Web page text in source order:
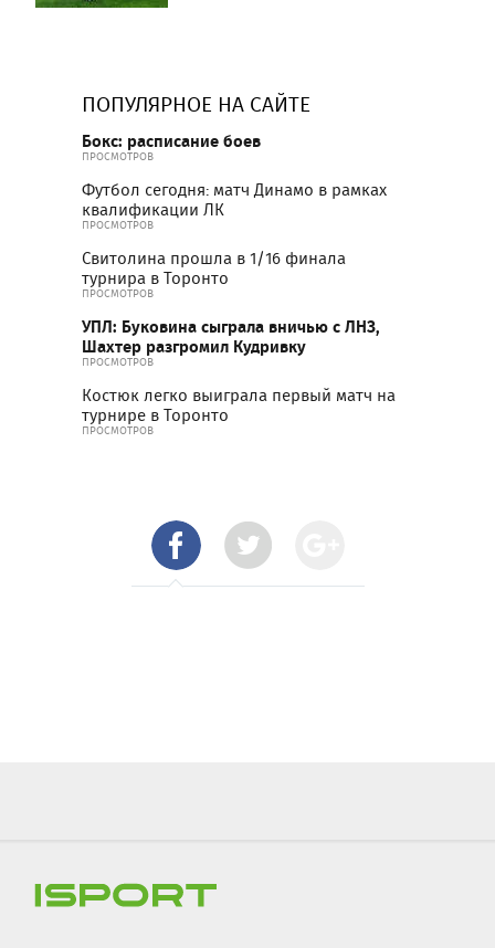
ПОПУЛЯРНОЕ НА САЙТЕ
Бокс: расписание боев
ПРОСМОТРОВ
Футбол сегодня: матч Динамо в рамках
квалификации ЛК
ПРОСМОТРОВ
Свитолина прошла в 1/16 финала
турнира в Торонто
ПРОСМОТРОВ
УПЛ: Буковина сыграла вничью с ЛНЗ,
Шахтер разгромил Кудривку
ПРОСМОТРОВ
Костюк легко выиграла первый матч на
турнире в Торонто
ПРОСМОТРОВ